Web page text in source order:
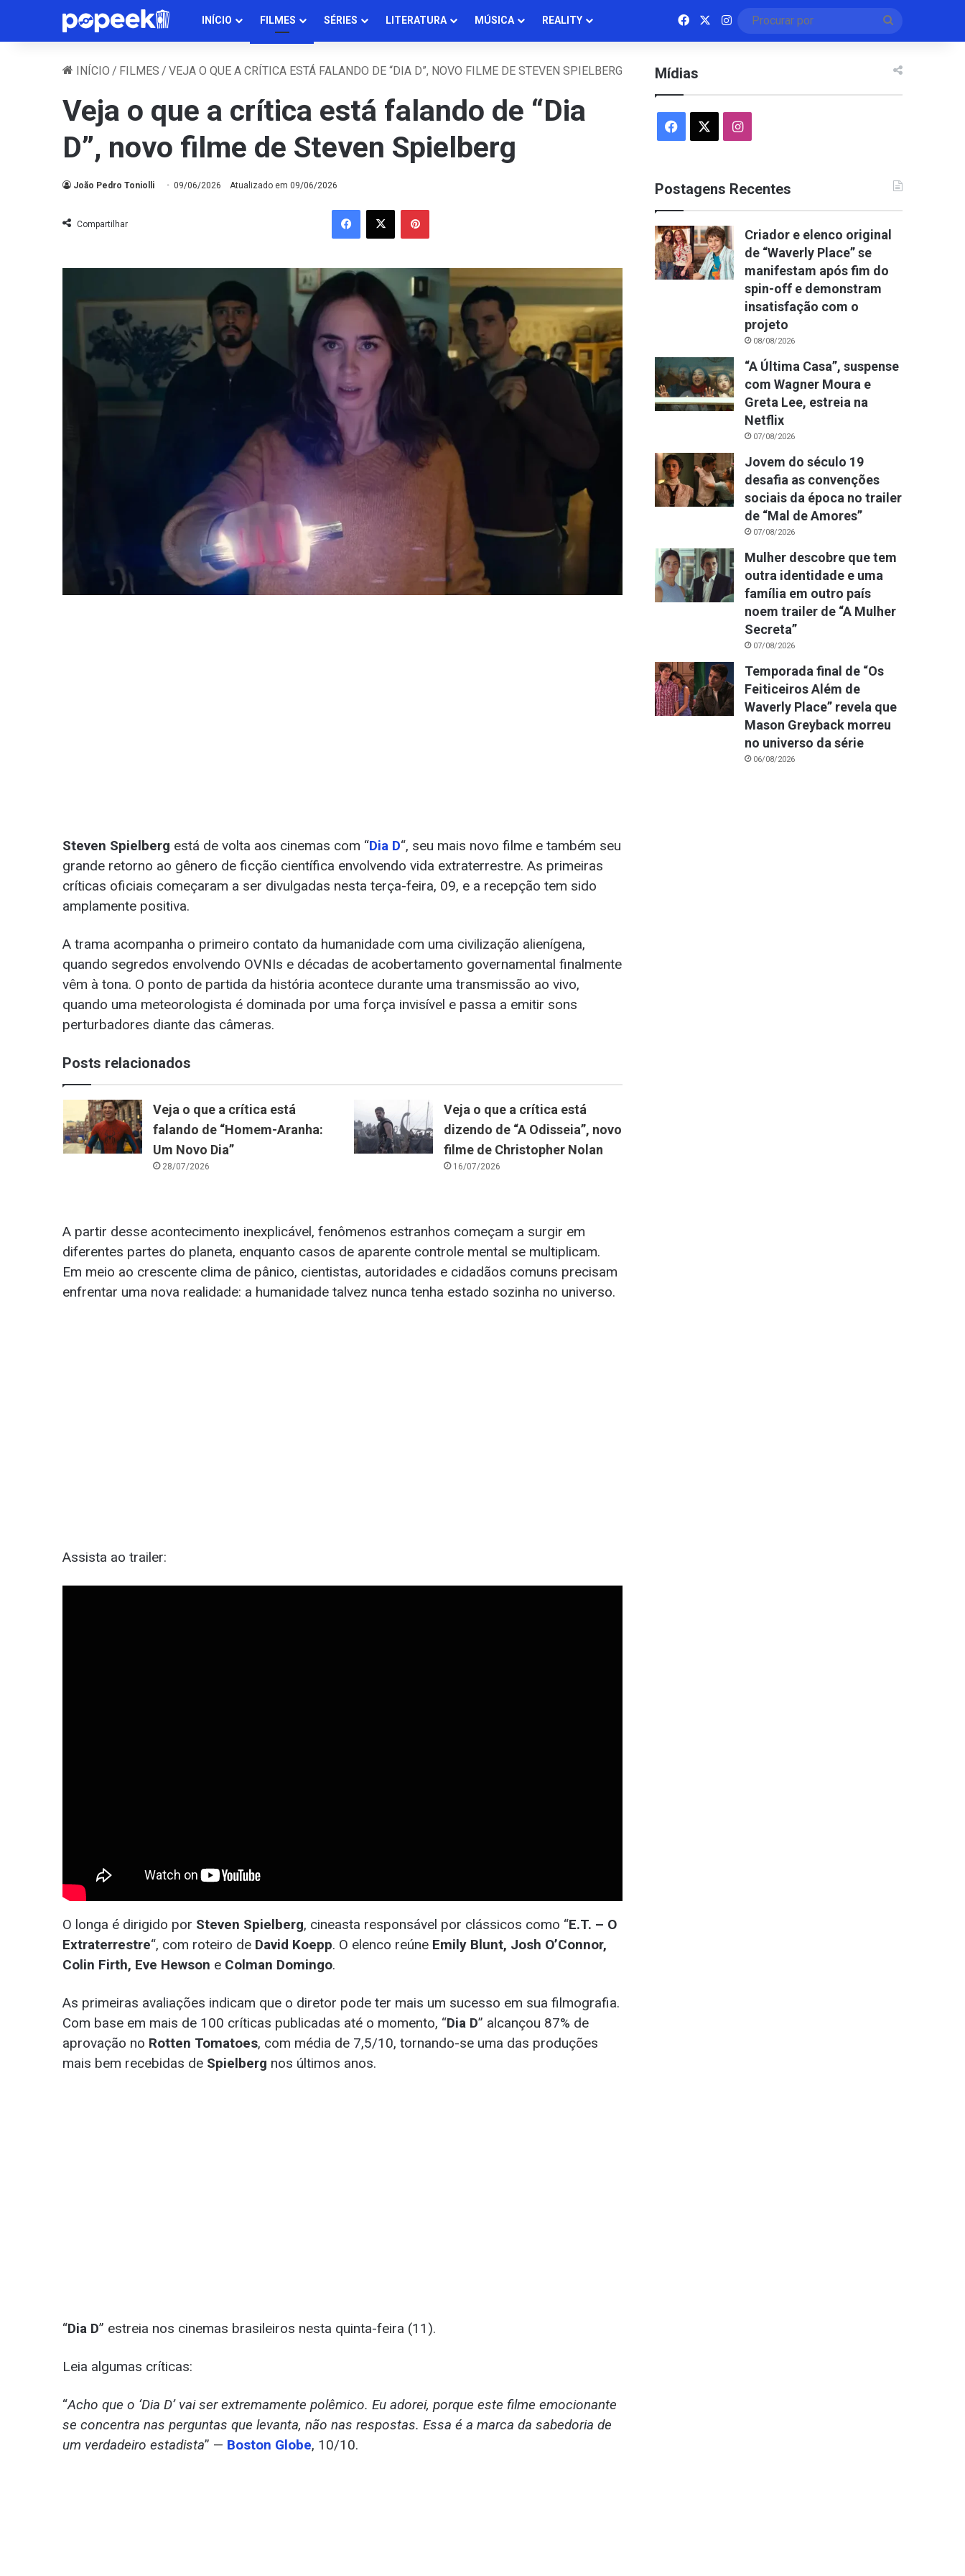
INÍCIO FILMES SÉRIES LITERATURA MÚSICA REALITY FacebookInstagram
por
INÍCIO / FILMES / VEJA O QUE A CRÍTICA ESTÁ FALANDO DE “DIA D”, NOVO FILME DE STEVEN SPIELBERG
Veja o que a crítica está falando de “Dia
D”, novo filme de Steven Spielberg
João Pedro Toniolli 09/06/2026 Atualizado em 09/06/2026
Compartilhar
Facebook
X Pinterest
Steven Spielberg está de volta aos cinemas com “Dia D“, seu mais novo filme e também seu
grande retorno ao gênero de ficção científica envolvendo vida extraterrestre. As primeiras
críticas oficiais começaram a ser divulgadas nesta terça-feira, 09, e a recepção tem sido
amplamente positiva.
A trama acompanha o primeiro contato da humanidade com uma civilização alienígena,
quando segredos envolvendo OVNIs e décadas de acobertamento governamental finalmente
vêm à tona. O ponto de partida da história acontece durante uma transmissão ao vivo,
quando uma meteorologista é dominada por uma força invisível e passa a emitir sons
perturbadores diante das câmeras.
Posts relacionados
Veja o que a crítica está
falando de “Homem-Aranha:
Um Novo Dia”
28/07/2026
Veja o que a crítica está
dizendo de “A Odisseia”, novo
filme de Christopher Nolan
16/07/2026
A partir desse acontecimento inexplicável, fenômenos estranhos começam a surgir em
diferentes partes do planeta, enquanto casos de aparente controle mental se multiplicam.
Em meio ao crescente clima de pânico, cientistas, autoridades e cidadãos comuns precisam
enfrentar uma nova realidade: a humanidade talvez nunca tenha estado sozinha no universo.
Assista ao trailer:
O longa é dirigido por Steven Spielberg, cineasta responsável por clássicos como “E.T. – O
Extraterrestre“, com roteiro de David Koepp. O elenco reúne Emily Blunt, Josh O’Connor,
Colin Firth, Eve Hewson e Colman Domingo.
As primeiras avaliações indicam que o diretor pode ter mais um sucesso em sua filmografia.
Com base em mais de 100 críticas publicadas até o momento, “Dia D” alcançou 87% de
aprovação no Rotten Tomatoes, com média de 7,5/10, tornando-se uma das produções
mais bem recebidas de Spielberg nos últimos anos.
“Dia D” estreia nos cinemas brasileiros nesta quinta-feira (11).
Leia algumas críticas:
“Acho que o ‘Dia D’ vai ser extremamente polêmico. Eu adorei, porque este filme emocionante
se concentra nas perguntas que levanta, não nas respostas. Essa é a marca da sabedoria de
um verdadeiro estadista” — Boston Globe, 10/10.
Mídias
Facebook Instagram
Postagens Recentes
Criador e elenco original
de “Waverly Place” se
manifestam após fim do
spin-off e demonstram
insatisfação com o
projeto
08/08/2026
“A Última Casa”, suspense
com Wagner Moura e
Greta Lee, estreia na
Netflix
07/08/2026
Jovem do século 19
desafia as convenções
sociais da época no trailer
de “Mal de Amores”
07/08/2026
Mulher descobre que tem
outra identidade e uma
família em outro país
noem trailer de “A Mulher
Secreta”
07/08/2026
Temporada final de “Os
Feiticeiros Além de
Waverly Place” revela que
Mason Greyback morreu
no universo da série
06/08/2026